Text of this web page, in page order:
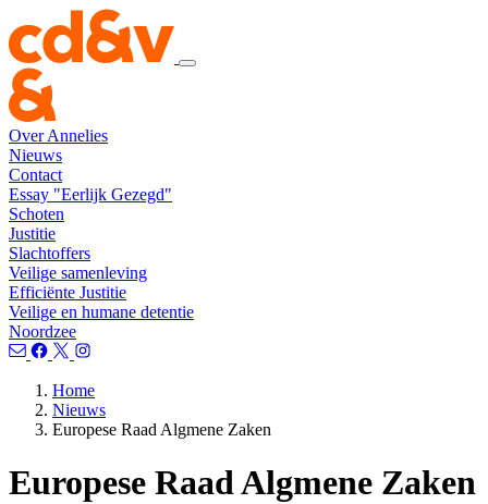
Over Annelies
Nieuws
Contact
Essay "Eerlijk Gezegd"
Schoten
Justitie
Slachtoffers
Veilige samenleving
Efficiënte Justitie
Veilige en humane detentie
Noordzee
Home
Nieuws
Europese Raad Algmene Zaken
Europese Raad Algmene Zaken